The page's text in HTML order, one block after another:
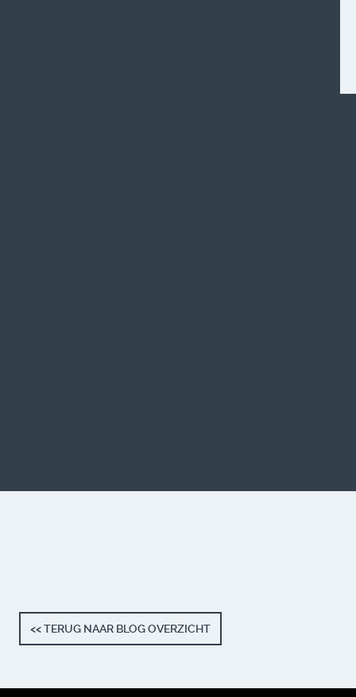
<< TERUG NAAR BLOG OVERZICHT